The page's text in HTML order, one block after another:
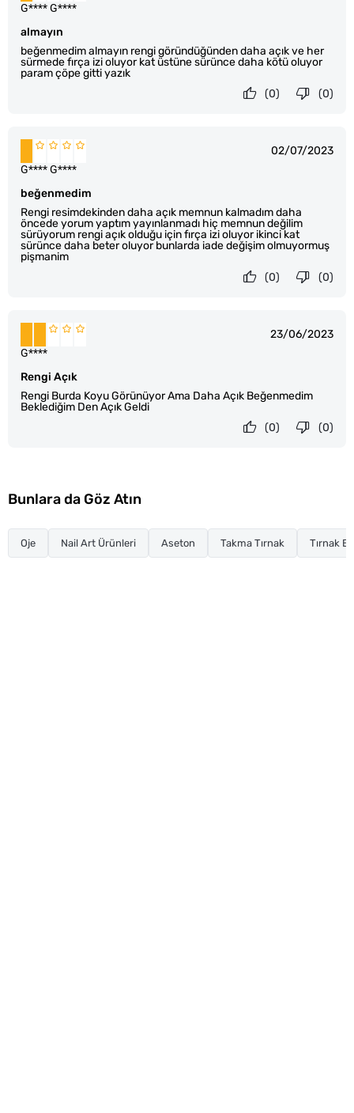
almayın
beğenmedim almayın rengi göründüğünden daha açık ve her
sürmede fırça izi oluyor kat üstüne sürünce daha kötü oluyor
param çöpe gitti yazık
G**** G****
(0)
(0)
02/07/2023
beğenmedim
Rengi resimdekinden daha açık memnun kalmadım daha
öncede yorum yaptım yayınlanmadı hiç memnun değilim
sürüyorum rengi açık olduğu için fırça izi oluyor ikinci kat
sürünce daha beter oluyor bunlarda iade değişim olmuyormuş
pişmanim
G**** G****
(0)
(0)
23/06/2023
Rengi Açık
Rengi Burda Koyu Görünüyor Ama Daha Açık Beğenmedim
Beklediğim Den Açık Geldi
G****
(0)
(0)
Bunlara da Göz Atın
Oje Nail Art Ürünleri Aseton Takma Tırnak Tırnak